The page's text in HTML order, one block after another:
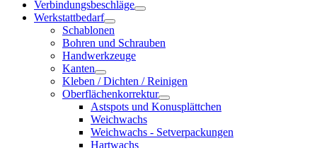
Verbindungsbeschläge
Werkstattbedarf
Schablonen
Bohren und Schrauben
Handwerkzeuge
Kanten
Kleben / Dichten / Reinigen
Oberflächenkorrektur
Astspots und Konusplättchen
Weichwachs
Weichwachs - Setverpackungen
Hartwachs